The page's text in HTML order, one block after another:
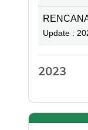
Update :
2023